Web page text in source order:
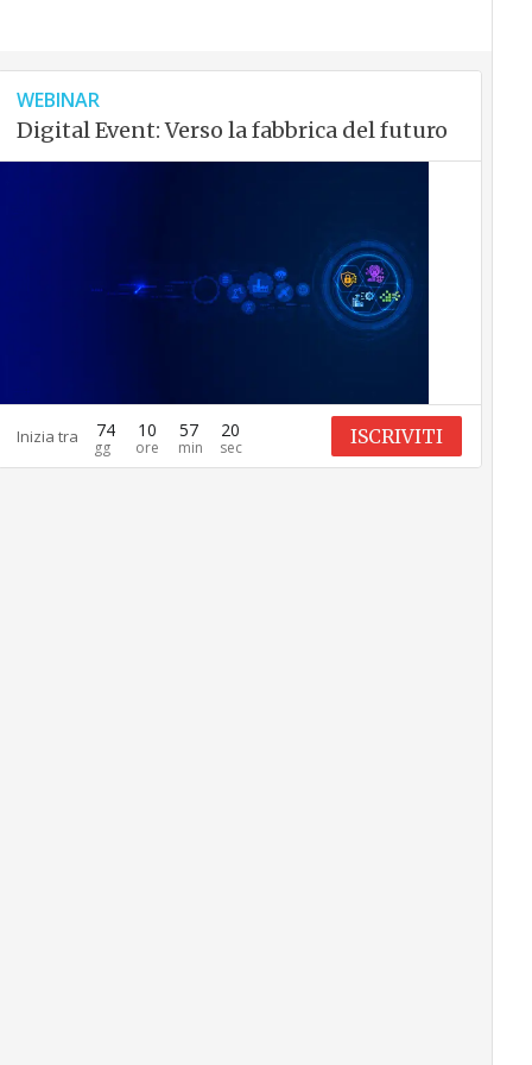
WEBINAR
Digital Event: Verso la fabbrica del futuro
Inizia tra 74 10 57 19 ISCRIVITI